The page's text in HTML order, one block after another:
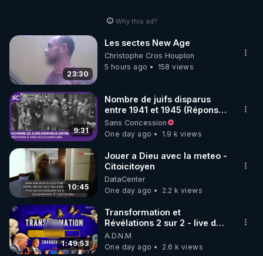
Why this ad?
23:30
Les sectes New Age
Christophe Cros Houplon
5 hours ago
158 views
9:31
Nombre de juifs disparus
entre 1941 et 1945 (Réponse
à mes accusateurs)
Sans Concession
One day ago
1.9 k views
10:45
Jouer a Dieu avec la meteo -
Citoicitoyen
DataCenter
One day ago
2.2 k views
1:49:53
Transformation et
Révélations 2 sur 2 - live du
07/08/26
A.D.N.M
One day ago
2.6 k views